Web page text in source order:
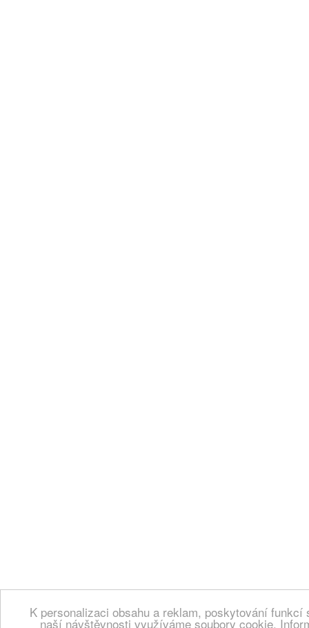
K personalizaci obsahu a reklam, poskytování
naší návštěvnosti využíváme soubory cookie.